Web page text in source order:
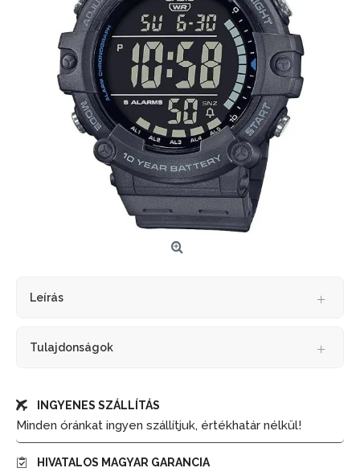
Leírás
Tulajdonságok
INGYENES SZÁLLÍTÁS
Minden óránkat ingyen szállítjuk, értékhatár nélkül!
HIVATALOS MAGYAR GARANCIA